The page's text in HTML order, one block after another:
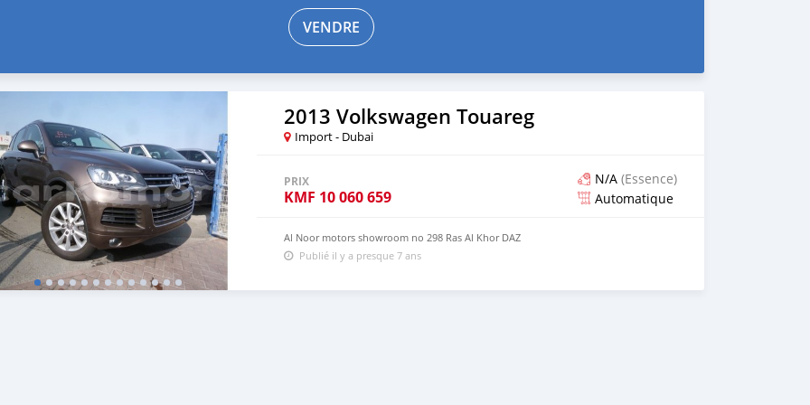
VENDRE
2013 Volkswagen Touareg
Import - Dubai
PRIX
KMF 10 060 659
N/A (Essence)
Automatique
Al Noor motors showroom no 298 Ras Al Khor DAZ
Publié il y a presque 7 ans